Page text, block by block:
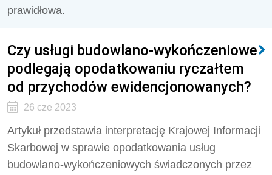
prawidłowa.
Czy usługi budowlano-wykończeniowe
podlegają opodatkowaniu ryczałtem
od przychodów ewidencjonowanych?
26 cze 2023
Artykuł przedstawia interpretację Krajowej Informacji
Skarbowej w sprawie opodatkowania usług
budowlano-wykończeniowych świadczonych przez